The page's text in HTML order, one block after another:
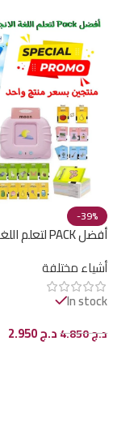
-39%
أفضل PACK لتعلم اللغة الانجليزية
أشياء مختلفة
In stock
د.ج4.850 د.ج